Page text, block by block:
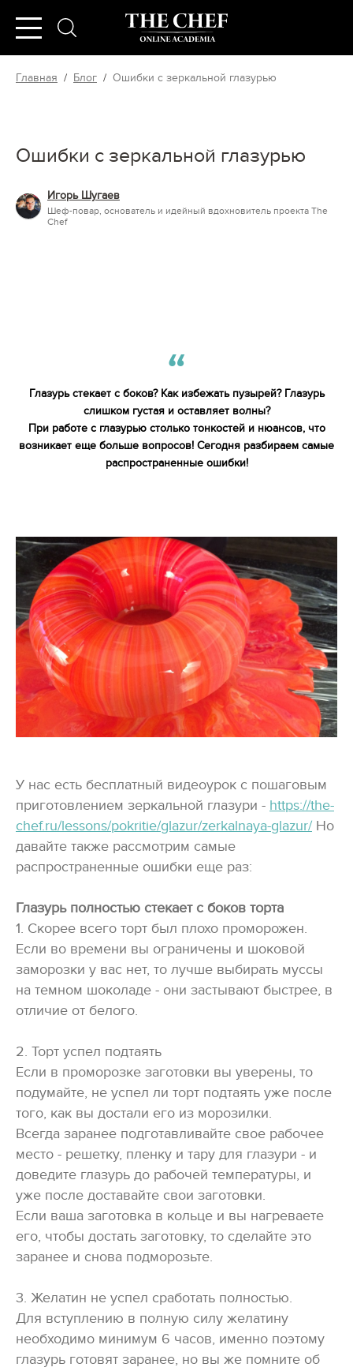
Главная / Блог / Ошибки с зеркальной глазурью
Ошибки с зеркальной глазурью
Игорь Шугаев
Шеф-повар, основатель и идейный вдохновитель проекта The
Chef
Глазурь стекает с боков? Как избежать пузырей? Глазурь
слишком густая и оставляет волны?
При работе с глазурью столько тонкостей и нюансов, что
возникает еще больше вопросов! Сегодня разбираем самые
распространенные ошибки!
У нас есть бесплатный видеоурок с пошаговым
приготовлением зеркальной глазури - https://the-
chef.ru/lessons/pokritie/glazur/zerkalnaya-glazur/ Но
давайте также рассмотрим самые
распространенные ошибки еще раз:
Глазурь полностью стекает с боков торта
1. Скорее всего торт был плохо проморожен.
Если во времени вы ограничены и шоковой
заморозки у вас нет, то лучше выбирать муссы
на темном шоколаде - они застывают быстрее, в
отличие от белого.
2. Торт успел подтаять
Если в проморозке заготовки вы уверены, то
подумайте, не успел ли торт подтаять уже после
того, как вы достали его из морозилки.
Всегда заранее подготавливайте свое рабочее
место - решетку, пленку и тару для глазури - и
доведите глазурь до рабочей температуры, и
уже после доставайте свои заготовки.
Если ваша заготовка в кольце и вы нагреваете
его, чтобы достать заготовку, то сделайте это
заранее и снова подморозьте.
3. Желатин не успел сработать полностью.
Для вступлению в полную силу желатину
необходимо минимум 6 часов, именно поэтому
глазурь готовят заранее, но вы же помните об